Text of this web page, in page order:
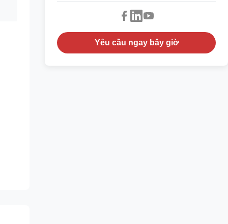
Yêu cầu ngay bây giờ